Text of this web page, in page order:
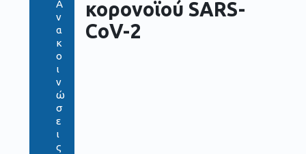
Α
ν
α
κ
ο
ι
ν
ώ
σ
ε
ι
ς
κορονοϊού SARS-
CoV-2